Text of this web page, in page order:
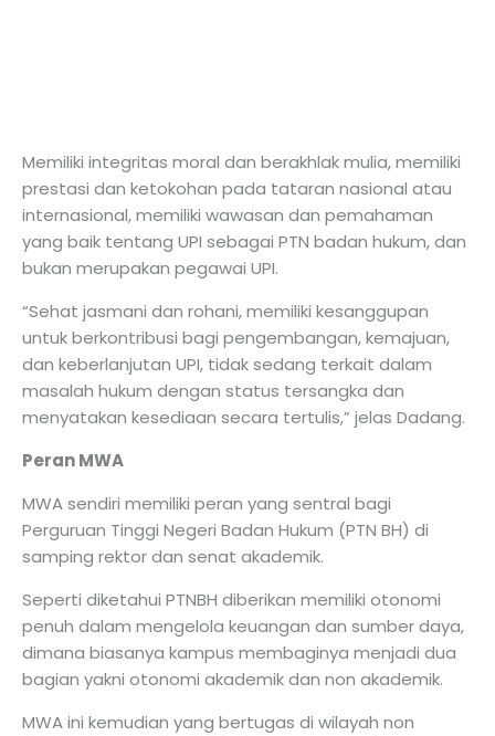
Memiliki integritas moral dan berakhlak mulia, memiliki
prestasi dan ketokohan pada tataran nasional atau
internasional, memiliki wawasan dan pemahaman
yang baik tentang UPI sebagai PTN badan hukum, dan
bukan merupakan pegawai UPI.
“Sehat jasmani dan rohani, memiliki kesanggupan
untuk berkontribusi bagi pengembangan, kemajuan,
dan keberlanjutan UPI, tidak sedang terkait dalam
masalah hukum dengan status tersangka dan
menyatakan kesediaan secara tertulis,” jelas Dadang.
Peran MWA
MWA sendiri memiliki peran yang sentral bagi
Perguruan Tinggi Negeri Badan Hukum (PTN BH) di
samping rektor dan senat akademik.
Seperti diketahui PTNBH diberikan memiliki otonomi
penuh dalam mengelola keuangan dan sumber daya,
dimana biasanya kampus membaginya menjadi dua
bagian yakni otonomi akademik dan non akademik.
MWA ini kemudian yang bertugas di wilayah non